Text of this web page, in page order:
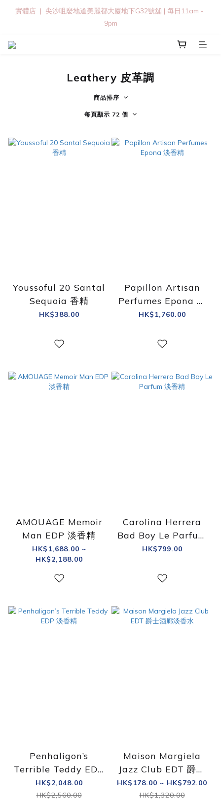
實體店  |  尖沙咀麼地道美麗都大廈地下G32號舖 | 每日11am -
9pm
Leathery 皮革調
商品排序
每頁顯示 72 個
Youssoful 20 Santal
Sequoia 香精
HK$388.00
Papillon Artisan
Perfumes Epona 淡
香精
HK$1,760.00
AMOUAGE Memoir
Man EDP 淡香精
HK$1,688.00 ~
HK$2,188.00
Carolina Herrera
Bad Boy Le Parfum
淡香精
HK$799.00
Penhaligon’s
Terrible Teddy EDP
淡香精
HK$2,048.00
HK$2,560.00
Maison Margiela
Jazz Club EDT 爵士
酒廊淡香水
HK$178.00 ~ HK$792.00
HK$1,320.00